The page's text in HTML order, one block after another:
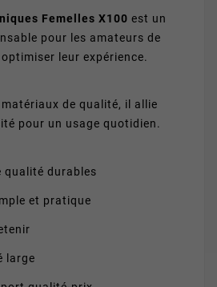
Femelles X100 est un
pour les amateurs de
leur expérience.
de qualité, il allie
pour un usage quotidien.
qualité durables
et pratique
large